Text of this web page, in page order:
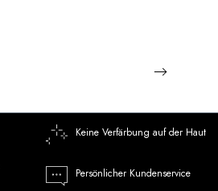
Keine Verfärbung auf der Haut
Persönlicher Kundenservice